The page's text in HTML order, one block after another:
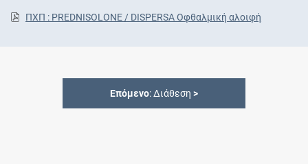
ΠΧΠ : PREDNISOLONE / DISPERSA Οφθαλμική αλοιφή
Επόμενο: Διάθεση >